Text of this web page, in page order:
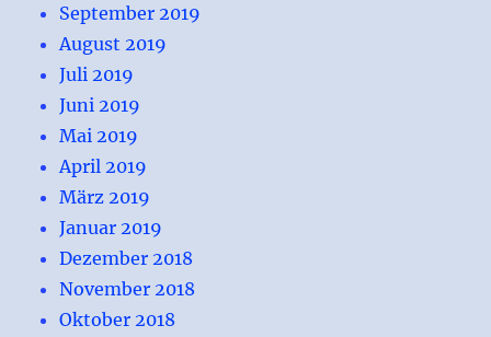
September 2019
August 2019
Juli 2019
Juni 2019
Mai 2019
April 2019
März 2019
Januar 2019
Dezember 2018
November 2018
Oktober 2018